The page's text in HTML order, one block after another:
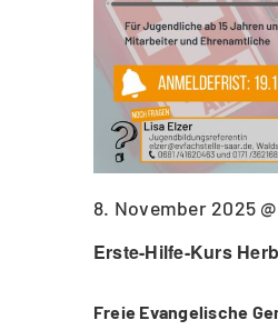
Erste-Hilfe-Kurs
8. November 2025
Freie Evangelische